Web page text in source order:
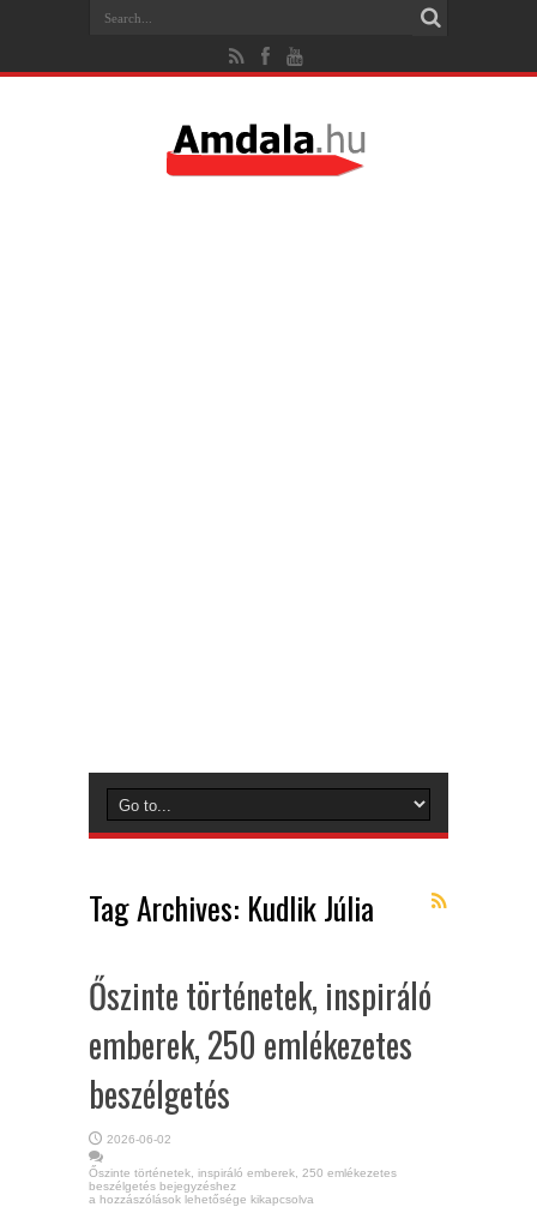
Tag Archives: Kudlik Júlia
Őszinte történetek, inspiráló
emberek, 250 emlékezetes
beszélgetés
2026-06-02
Őszinte történetek, inspiráló emberek, 250 emlékezetes
beszélgetés bejegyzéshez
a hozzászólások lehetősége kikapcsolva